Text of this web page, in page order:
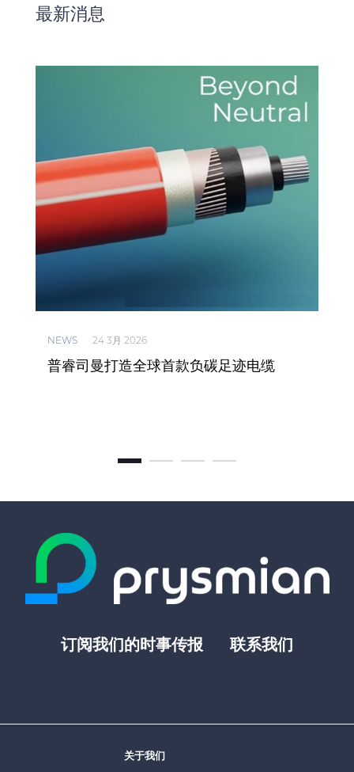
最新消息
NEWS 24 3月 2026
普睿司曼打造全球首款负碳足迹电缆
Footer
Prysmian
订阅我们的时事传报 联系我们
关于我们